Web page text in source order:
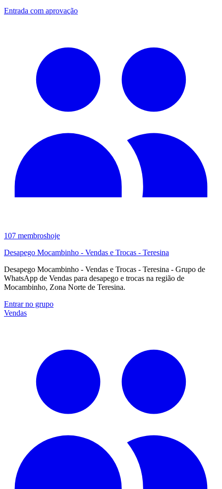
Entrada com aprovação
107 membroshoje
Desapego Mocambinho - Vendas e Trocas - Teresina
Desapego Mocambinho - Vendas e Trocas - Teresina - Grupo de
WhatsApp de Vendas para desapego e trocas na região de
Mocambinho, Zona Norte de Teresina.
Entrar no grupo
Vendas